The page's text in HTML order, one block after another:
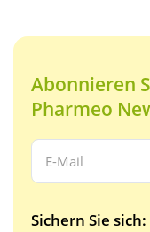
Abonnieren
Pharmeo
Ihre E-Mail Adresse:
Sichern Sie sich: